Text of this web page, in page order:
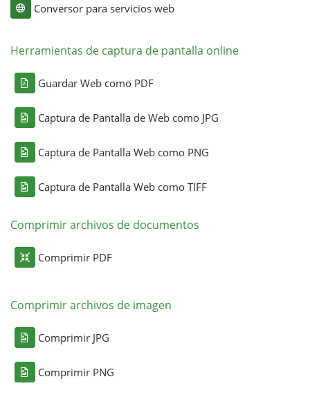
Conversor para servicios web
Herramientas de captura de pantalla online
Guardar Web como PDF
Captura de Pantalla de Web como JPG
Captura de Pantalla Web como PNG
Captura de Pantalla Web como TIFF
Comprimir archivos de documentos
Comprimir PDF
Comprimir archivos de imagen
Comprimir JPG
Comprimir PNG